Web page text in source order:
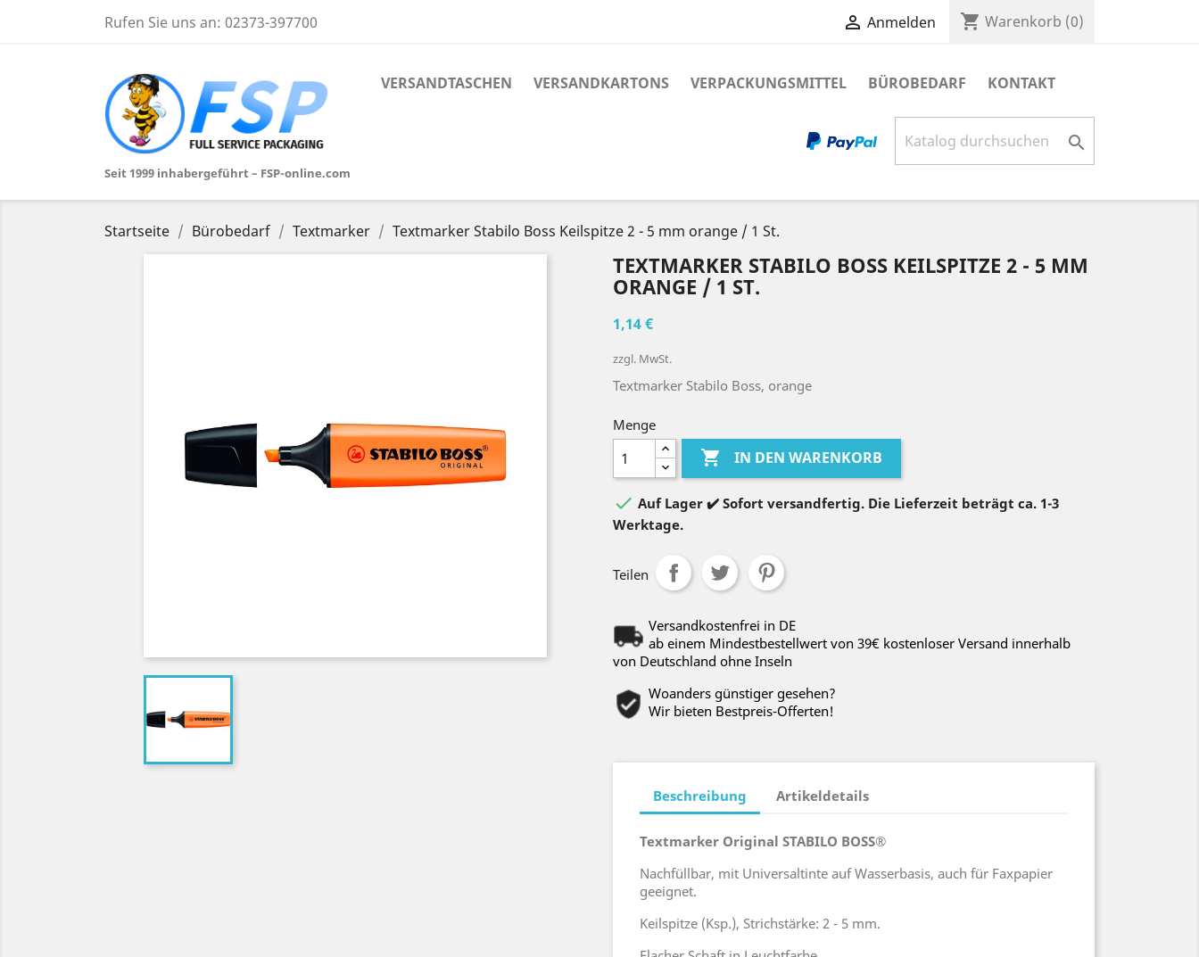
Rufen Sie uns an: 02373-397700  Anmelden shopping_cart Warenkorb (0)
Seit 1999 inhabergeführt – FSP-online.com
VERSANDTASCHEN VERSANDKARTONS VERPACKUNGSMITTEL BÜROBEDARF KONTAKT

Startseite Bürobedarf Textmarker Textmarker Stabilo Boss Keilspitze 2 - 5 mm orange / 1 St.
TEXTMARKER STABILO BOSS KEILSPITZE 2 - 5 MM
ORANGE / 1 ST.
1,14 €
zzgl. MwSt.
Textmarker Stabilo Boss, orange
Menge
 IN DEN WARENKORB
 Auf Lager ✔️ Sofort versandfertig. Die Lieferzeit beträgt ca. 1-3
Werktage.
Teilen
Versandkostenfrei in DE
ab einem Mindestbestellwert von 39€ kostenloser Versand innerhalb
von Deutschland ohne Inseln
Woanders günstiger gesehen?
Wir bieten Bestpreis-Offerten!
Beschreibung Artikeldetails
Textmarker Original STABILO BOSS®
Nachfüllbar, mit Universaltinte auf Wasserbasis, auch für Faxpapier
geeignet.
Keilspitze (Ksp.), Strichstärke: 2 - 5 mm.